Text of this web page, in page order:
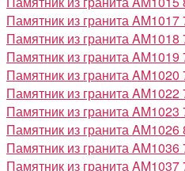
Памятник из гранита AM1017
Памятник из гранита AM1018
Памятник из гранита AM1019
Памятник из гранита AM1020
Памятник из гранита AM1022
Памятник из гранита AM1023
Памятник из гранита AM1026
Памятник из гранита AM1036
Памятник из гранита AM1037